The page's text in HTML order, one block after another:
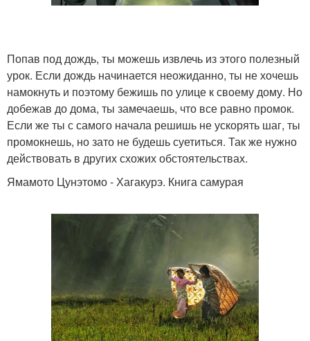
Попав под дождь, ты можешь извлечь из этого полезный
урок. Если дождь начинается неожиданно, ты не хочешь
намокнуть и поэтому бежишь по улице к своему дому. Но
добежав до дома, ты замечаешь, что все равно промок.
Если же ты с самого начала решишь не ускорять шаг, ты
промокнешь, но зато не будешь суетиться. Так же нужно
действовать в других схожих обстоятельствах.
Ямамото Цунэтомо - Хагакурэ. Книга самурая